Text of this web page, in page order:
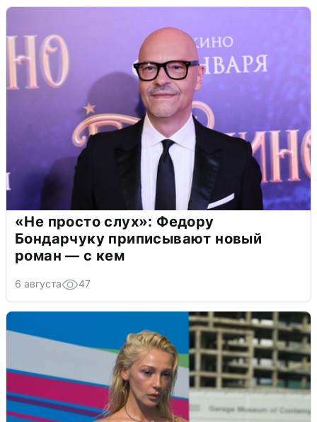
«Не просто слух»: Федору
Бондарчуку приписывают новый
роман — с кем
6 августа 47